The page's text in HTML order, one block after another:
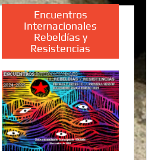
Encuentros
Internacionales
Rebeldías y
Resistencias